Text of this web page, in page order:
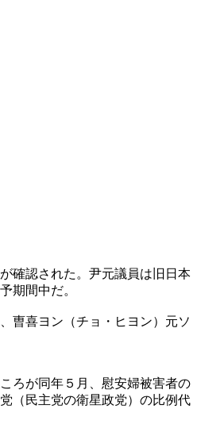
確認された。尹元議員は旧日本
期間中だ。
曺喜ヨン（チョ・ヒヨン）元ソ
ろが同年５月、慰安婦被害者の
（民主党の衛星政党）の比例代